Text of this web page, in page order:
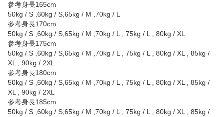
参考身長165cm
50kg / S ,60kg / S,65kg / M ,70kg / L
参考身長170cm
50kg / S ,60kg / S,65kg / M ,70kg / L , 75kg / L , 80kg / XL
参考身長175cm
50kg / S ,60kg / S,65kg / M ,70kg / L , 75kg / L , 80kg / XL , 85kg /
XL , 90kg / 2XL
参考身長180cm
50kg / S ,60kg / S,65kg / M ,70kg / L , 75kg / L , 80kg / XL , 85kg /
XL , 90kg / 2XL
参考身長185cm
50kg / S ,60kg / S,65kg / M ,70kg / L , 75kg / L , 80kg / XL , 85kg /